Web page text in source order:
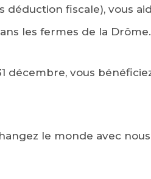
déduction fiscale), vous
les fermes de la Drôme.
décembre, vous
le monde avec